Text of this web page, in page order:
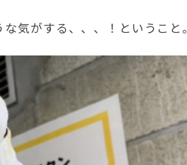
気がする、、、！ということ。